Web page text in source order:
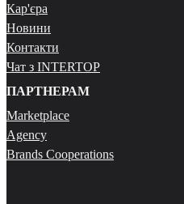
Кар'єра
Новини
Контакти
Чат з INTERTOP
ПАРТНЕРАМ
Marketplace
Agency
Brands Cooperations